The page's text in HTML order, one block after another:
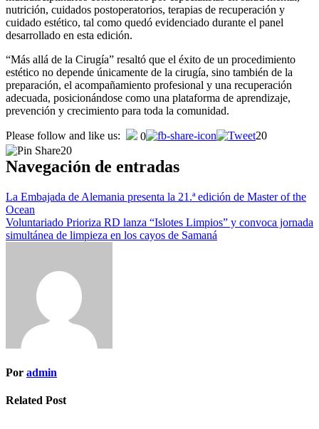
nutrición, cuidados postoperatorios, terapias de recuperación y
cuidado estético, tal como quedó evidenciado durante el panel
desarrollado en esta edición.
“Más allá de la Cirugía” resaltó que el éxito de un procedimiento
estético no depende únicamente de la cirugía, sino también de la
preparación, el acompañamiento profesional y una recuperación
adecuada, posicionándose como una plataforma de aprendizaje,
prevención y crecimiento para toda la comunidad.
Please follow and like us: 0
20
20
Navegación de entradas
La Embajada de Alemania presenta la 21.ª edición de Master of the
Ocean
Voluntariado Prioriza RD lanza “Islotes Limpios” y convoca jornada
simultánea de limpieza en los cayos de Samaná
Por admin
Related Post